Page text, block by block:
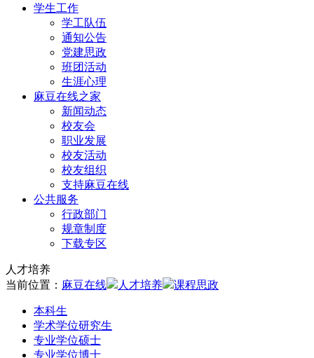
学生工作
学工队伍
通知公告
党建思政
班团活动
生涯心理
麻豆在线之家
新闻动态
校友会
职业发展
校友活动
校友组织
支持麻豆在线
公共服务
行政部门
规章制度
下载专区
人才培养
当前位置： 麻豆在线 人才培养 课程思政
本科生
学术学位研究生
专业学位硕士
专业学位博士